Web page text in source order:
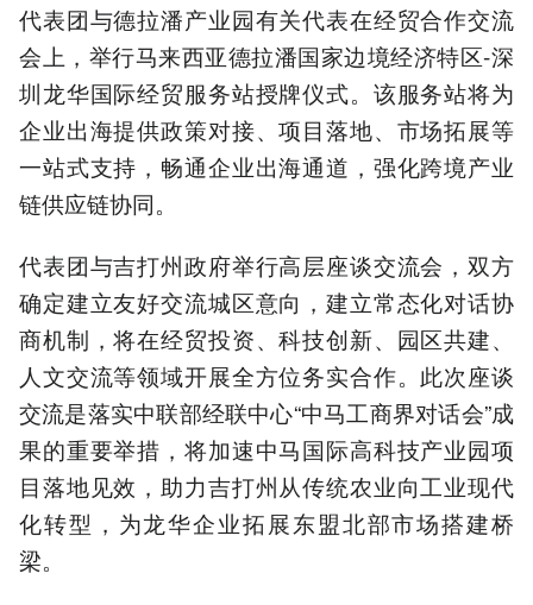
代表团与德拉潘产业园有关代表在经贸合作交流
会上，举行马来西亚德拉潘国家边境经济特区-深
圳龙华国际经贸服务站授牌仪式。该服务站将为
企业出海提供政策对接、项目落地、市场拓展等
一站式支持，畅通企业出海通道，强化跨境产业
链供应链协同。
代表团与吉打州政府举行高层座谈交流会，双方
确定建立友好交流城区意向，建立常态化对话协
商机制，将在经贸投资、科技创新、园区共建、
人文交流等领域开展全方位务实合作。此次座谈
交流是落实中联部经联中心“中马工商界对话会”成
果的重要举措，将加速中马国际高科技产业园项
目落地见效，助力吉打州从传统农业向工业现代
化转型，为龙华企业拓展东盟北部市场搭建桥
梁。